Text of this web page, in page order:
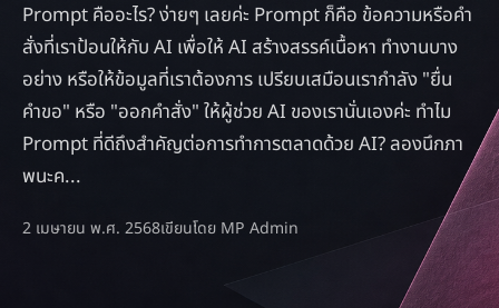
Prompt คืออะไร? ง่ายๆ เลยค่ะ Prompt ก็คือ ข้อความหรือคำ
สั่งที่เราป้อนให้กับ AI เพื่อให้ AI สร้างสรรค์เนื้อหา ทำงานบาง
อย่าง หรือให้ข้อมูลที่เราต้องการ เปรียบเสมือนเรากำลัง "ยื่น
คำขอ" หรือ "ออกคำสั่ง" ให้ผู้ช่วย AI ของเรานั่นเองค่ะ ทำไม
Prompt ที่ดีถึงสำคัญต่อการทำการตลาดด้วย AI? ลองนึกภา
พนะค...
2 เมษายน พ.ศ. 2568เขียนโดย MP Admin